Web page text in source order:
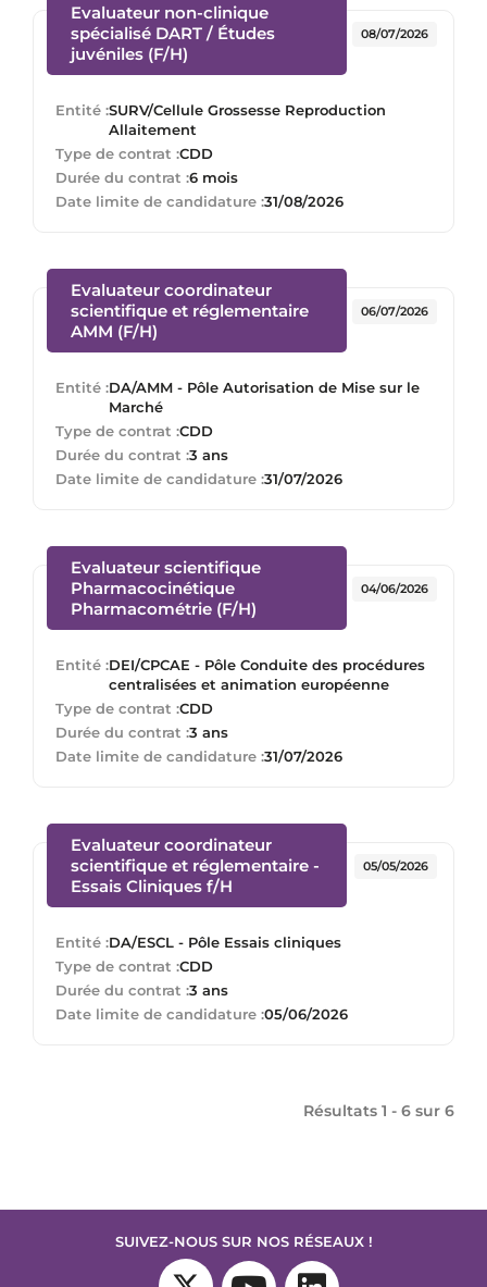
Evaluateur non-clinique
spécialisé DART / Études
juvéniles (F/H)
Entité :SURV/Cellule Grossesse Reproduction
Allaitement
Type de contrat :CDD
Durée du contrat :6 mois
08/07/2026
Date limite de candidature :31/08/2026
Evaluateur coordinateur
scientifique et réglementaire
AMM (F/H)
Entité :DA/AMM - Pôle Autorisation de Mise sur le
Marché
Type de contrat :CDD
Durée du contrat :3 ans
06/07/2026
Date limite de candidature :31/07/2026
Evaluateur scientifique
Pharmacocinétique
Pharmacométrie (F/H)
Entité :DEI/CPCAE - Pôle Conduite des procédures
centralisées et animation européenne
Type de contrat :CDD
Durée du contrat :3 ans
04/06/2026
Date limite de candidature :31/07/2026
Evaluateur coordinateur
scientifique et réglementaire -
Essais Cliniques f/H
Entité :DA/ESCL - Pôle Essais cliniques
Type de contrat :CDD
Durée du contrat :3 ans
05/05/2026
Date limite de candidature :05/06/2026
Résultats 1 - 6 sur 6
SUIVEZ-NOUS SUR NOS RÉSEAUX !